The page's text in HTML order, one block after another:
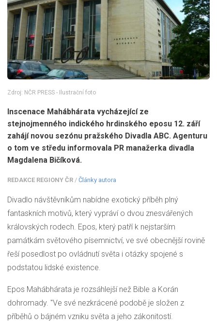
Zdroj: NČR PRESS - Ilustrační foto
Inscenace Mahábhárata vycházející ze
stejnojmenného indického hrdinského eposu 12. září
zahájí novou sezónu pražského Divadla ABC. Agenturu
o tom ve středu informovala PR manažerka divadla
Magdalena Bičíková.
REDAKCE REGIONY ČR / Články autora
Divadlo návštěvníkům nabídne exotický příběh plný
fantaskních motivů, který vypráví o dvou znesvářených
královských rodech. Epos, který patří k nejstarším
památkám světového písemnictví, ve své obecnější rovině
řeší posedlost po ovládnutí světa i otázky spojené s
podstatou lidské existence.
Epos Mahábhárata je rozsáhlejší než Bible a Korán
dohromady. "Ve své nezkrácené podobě je složen z
příběhů o bájném vzniku světa a jeho zákonitostí.